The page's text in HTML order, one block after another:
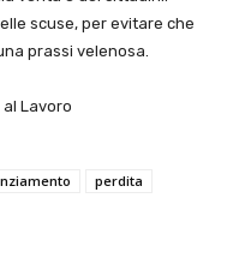
scuse, per evitare che
prassi velenosa.
Lavoro
perdita